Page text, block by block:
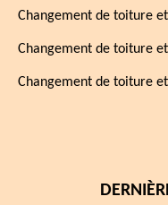
Changement de toiture
Changement de toiture
Changement de toiture